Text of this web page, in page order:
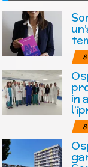
in